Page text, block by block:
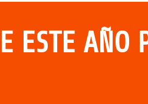
ESTE AÑO